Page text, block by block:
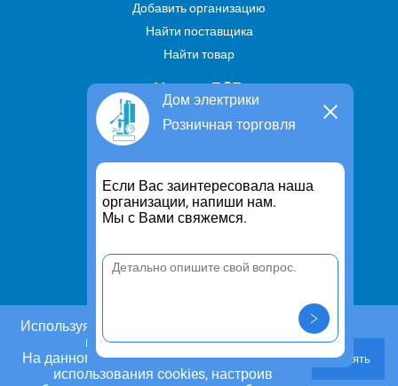
Дом электрики
Розничная торговля
Если Вас заинтересовала наша
организации, напиши нам.
Мы с Вами свяжемся.
Используя этот сайт, Вы даете согласие на
использование cookies.
На данном этапе Вы можете отказаться от
использования cookies, настроив
Принять
Добавить организацию
Найти поставщика
Найти товар
Услуги В2В
Найти услугу
Предложить свою услугу
Дропшиппинг
Транспортные услуги
Информация
Политика конфиденциальности
Контакты